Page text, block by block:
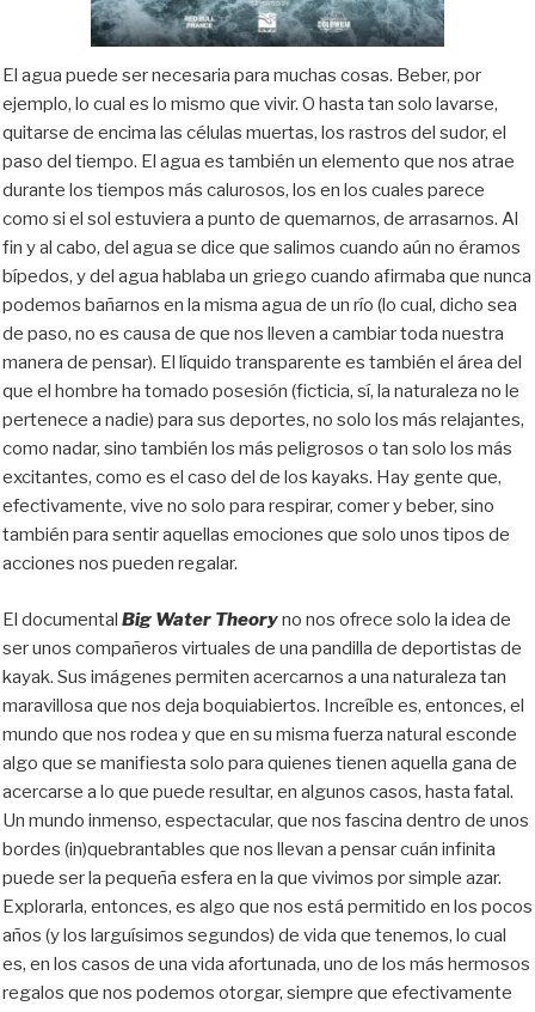
El agua puede ser necesaria para muchas cosas. Beber, por
ejemplo, lo cual es lo mismo que vivir. O hasta tan solo lavarse,
quitarse de encima las células muertas, los rastros del sudor, el
paso del tiempo. El agua es también un elemento que nos atrae
durante los tiempos más calurosos, los en los cuales parece
como si el sol estuviera a punto de quemarnos, de arrasarnos. Al
fin y al cabo, del agua se dice que salimos cuando aún no éramos
bípedos, y del agua hablaba un griego cuando afirmaba que nunca
podemos bañarnos en la misma agua de un río (lo cual, dicho sea
de paso, no es causa de que nos lleven a cambiar toda nuestra
manera de pensar). El líquido transparente es también el área del
que el hombre ha tomado posesión (ficticia, sí, la naturaleza no le
pertenece a nadie) para sus deportes, no solo los más relajantes,
como nadar, sino también los más peligrosos o tan solo los más
excitantes, como es el caso del de los kayaks. Hay gente que,
efectivamente, vive no solo para respirar, comer y beber, sino
también para sentir aquellas emociones que solo unos tipos de
acciones nos pueden regalar.
El documental Big Water Theoryno nos ofrece solo la idea de
ser unos compañeros virtuales de una pandilla de deportistas de
kayak. Sus imágenes permiten acercarnos a una naturaleza tan
maravillosa que nos deja boquiabiertos. Increíble es, entonces, el
mundo que nos rodea y que en su misma fuerza natural esconde
algo que se manifiesta solo para quienes tienen aquella gana de
acercarse a lo que puede resultar, en algunos casos, hasta fatal.
Un mundo inmenso, espectacular, que nos fascina dentro de unos
bordes (in)quebrantables que nos llevan a pensar cuán infinita
puede ser la pequeña esfera en la que vivimos por simple azar.
Explorarla, entonces, es algo que nos está permitido en los pocos
años (y los larguísimos segundos) de vida que tenemos, lo cual
es, en los casos de una vida afortunada, uno de los más hermosos
regalos que nos podemos otorgar, siempre que efectivamente